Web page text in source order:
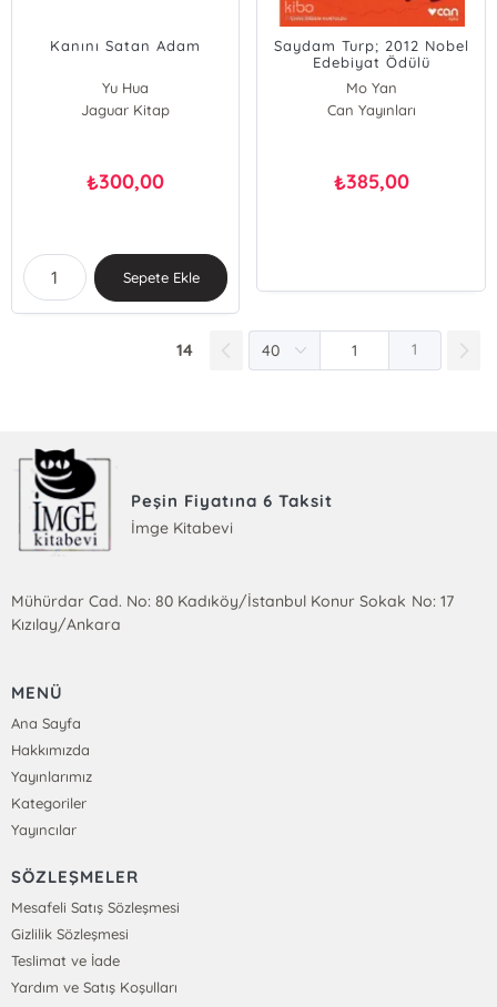
Kanını Satan Adam
Yu Hua
Jaguar Kitap
₺300,00
Sepete Ekle
Saydam Turp; 2012 Nobel
Edebiyat Ödülü
Mo Yan
Can Yayınları
₺385,00
14 1
Peşin Fiyatına 6 Taksit
İmge Kitabevi
Mühürdar Cad. No: 80 Kadıköy/İstanbul Konur Sokak No: 17
Kızılay/Ankara
MENÜ
Ana Sayfa
Hakkımızda
Yayınlarımız
Kategoriler
Yayıncılar
SÖZLEŞMELER
Mesafeli Satış Sözleşmesi
Gizlilik Sözleşmesi
Teslimat ve İade
Yardım ve Satış Koşulları